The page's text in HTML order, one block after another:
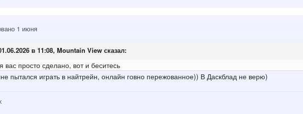
1 июня
в 11:08, Mountain Viewсказал:
вас просто сделано, вот и беситесь
пытался играть в найтрейн, онлайн говно пережованное)) В Даскблад не верю)